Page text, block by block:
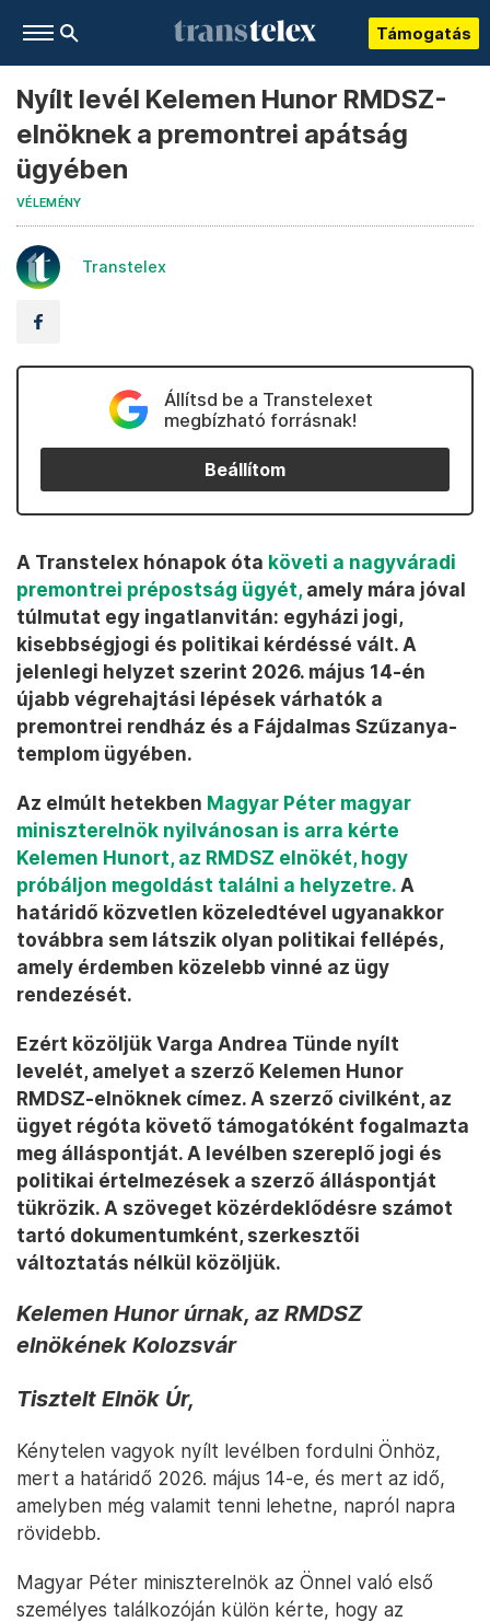
Támogatás
Nyílt levél Kelemen Hunor RMDSZ-
elnöknek a premontrei apátság
ügyében
VÉLEMÉNY
Transtelex
Állítsd be a Transtelexet
megbízható forrásnak!
Beállítom
A Transtelex hónapok óta követi a nagyváradi
premontrei prépostság ügyét,amely mára jóval
túlmutat egy ingatlanvitán: egyházi jogi,
kisebbségjogi és politikai kérdéssé vált. A
jelenlegi helyzet szerint 2026. május 14-én
újabb végrehajtási lépések várhatók a
premontrei rendház és a Fájdalmas Szűzanya-
templom ügyében.
Az elmúlt hetekben Magyar Péter magyar
miniszterelnök nyilvánosan is arra kérte
Kelemen Hunort, az RMDSZ elnökét, hogy
próbáljon megoldást találni a helyzetre. A
határidő közvetlen közeledtével ugyanakkor
továbbra sem látszik olyan politikai fellépés,
amely érdemben közelebb vinné az ügy
rendezését.
Ezért közöljük Varga Andrea Tünde nyílt
levelét, amelyet a szerző Kelemen Hunor
RMDSZ-elnöknek címez. A szerző civilként, az
ügyet régóta követő támogatóként fogalmazta
meg álláspontját. A levélben szereplő jogi és
politikai értelmezések a szerző álláspontját
tükrözik. A szöveget közérdeklődésre számot
tartó dokumentumként, szerkesztői
változtatás nélkül közöljük.
Kelemen Hunor úrnak, az RMDSZ
elnökének Kolozsvár
Tisztelt Elnök Úr,
Kénytelen vagyok nyílt levélben fordulni Önhöz,
mert a határidő 2026. május 14-e, és mert az idő,
amelyben még valamit tenni lehetne, napról napra
rövidebb.
Magyar Péter miniszterelnök az Önnel való első
személyes találkozóján külön kérte, hogy az